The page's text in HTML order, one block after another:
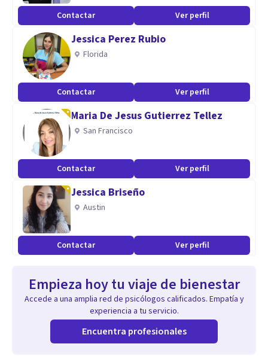
Contactar Ver perfil
Jessica Perez Rubio
Florida
Contactar Ver perfil
Maria De Jesus Gutierrez Tellez
San Francisco
Contactar Ver perfil
Jessica Briseño
Austin
Contactar Ver perfil
Empieza hoy tu viaje de bienestar
Accede a una amplia red de psicólogos calificados. Empatía y
experiencia a tu servicio.
Encuentra profesionales